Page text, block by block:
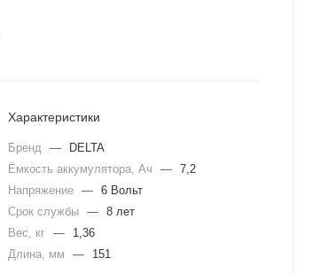
Характеристики
Бренд —
DELTA
Ёмкость аккумулятора, Ач
— 7,2
Напряжение — 6 Вольт
Срок службы — 8 лет
Вес, кг —
1,36
Длина, мм
— 151